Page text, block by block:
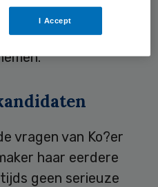
niet bekeken of
van
vragen van Ko?er
haar eerdere
geen serieuze
I Accept